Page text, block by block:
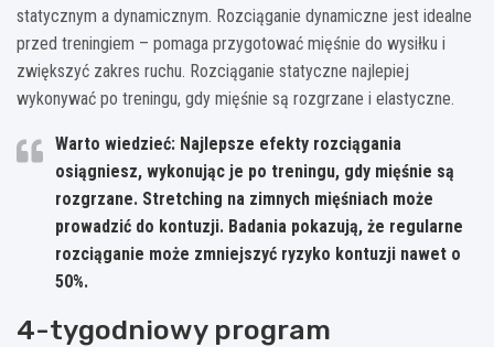
statycznym a dynamicznym. Rozciąganie dynamiczne jest idealne
przed treningiem – pomaga przygotować mięśnie do wysiłku i
zwiększyć zakres ruchu. Rozciąganie statyczne najlepiej
wykonywać po treningu, gdy mięśnie są rozgrzane i elastyczne.
Warto wiedzieć: Najlepsze efekty rozciągania
osiągniesz, wykonując je po treningu, gdy mięśnie są
rozgrzane. Stretching na zimnych mięśniach może
prowadzić do kontuzji. Badania pokazują, że regularne
rozciąganie może zmniejszyć ryzyko kontuzji nawet o
50%.
4-tygodniowy program